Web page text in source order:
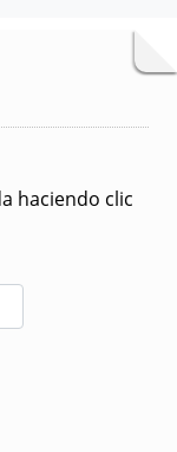
haciendo clic